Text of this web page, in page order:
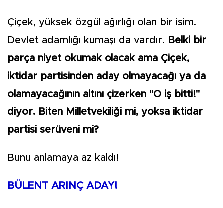
Çiçek, yüksek özgül ağırlığı olan bir isim.
Devlet adamlığı kumaşı da vardır. Belki bir
parça niyet okumak olacak ama Çiçek,
iktidar partisinden aday olmayacağı ya da
olamayacağının altını çizerken "O iş bitti!"
diyor. Biten Milletvekiliği mi, yoksa iktidar
partisi serüveni mi?
Bunu anlamaya az kaldı!
BÜLENT ARINÇ ADAY!